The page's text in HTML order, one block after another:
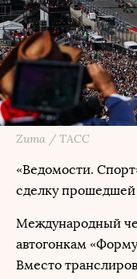
Zuma / ТАСС
«Ведомости.
сделку прошедшей
Международный
автогонкам
Вместо